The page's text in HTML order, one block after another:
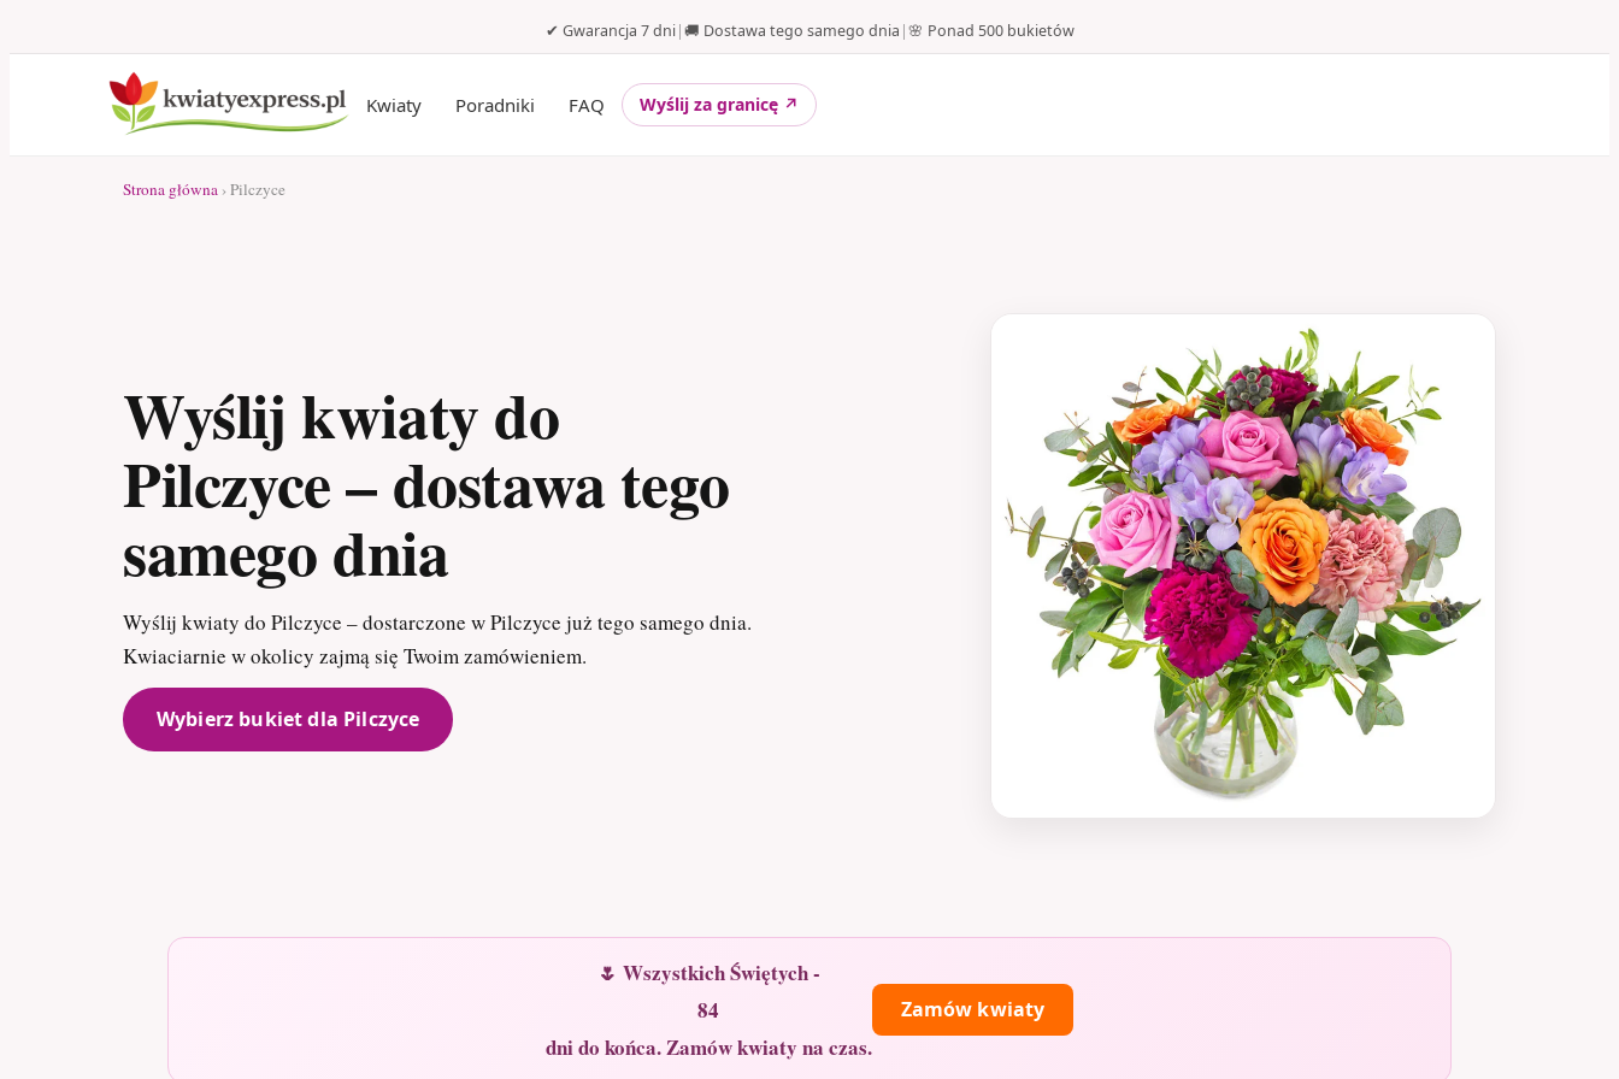
✔ Gwarancja 7 dni|🚚 Dostawa tego samego dnia |🌸 Ponad 500 bukietów
Kwiaty Poradniki FAQ Wyślij za granicę ↗
Strona główna › Pilczyce
Wyślij kwiaty do
Pilczyce – dostawa tego
samego dnia
Wyślij kwiaty do Pilczyce – dostarczone w Pilczyce już tego samego dnia.
Kwiaciarnie w okolicy zajmą się Twoim zamówieniem.
Wybierz bukiet dla Pilczyce
🌷 Wszystkich Świętych -
84
dni do końca. Zamów kwiaty na czas.
Zamów kwiaty